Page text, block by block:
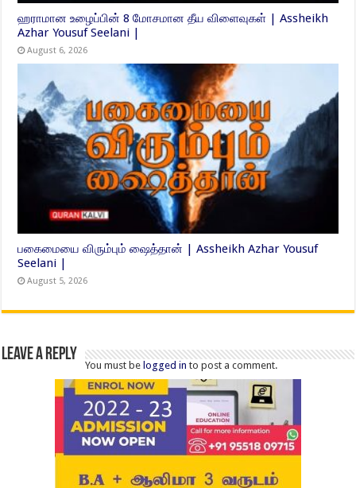
ஹராமான உழைப்பின் 8 மோசமான தீய விளைவுகள் | Assheikh
Azhar Yousuf Seelani |
August 6, 2026
பகைமையை விரும்பும் ஷைத்தான் | Assheikh Azhar Yousuf
Seelani |
August 5, 2026
Leave a Reply
You must be logged in to post a comment.